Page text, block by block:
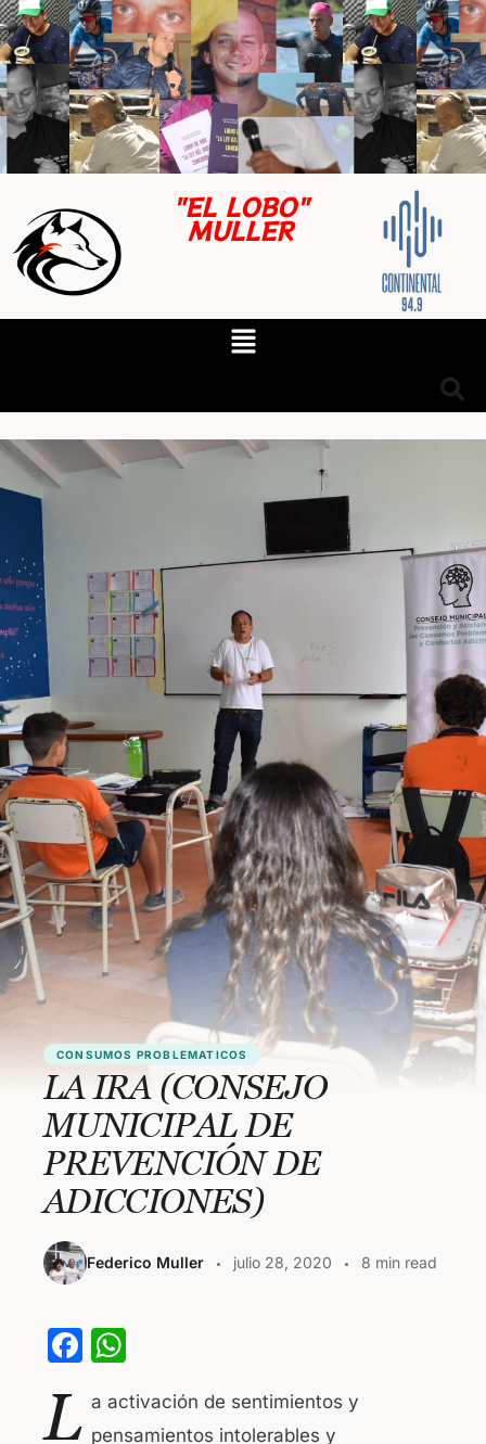
"EL LOBO"
MULLER
CONSUMOS PROBLEMATICOS
LA IRA (CONSEJO
MUNICIPAL DE
PREVENCIÓN DE
ADICCIONES)
Federico Muller julio 28, 2020 8 min read
F
c at
L a activación de sentimientos y
pensamientos intolerables y